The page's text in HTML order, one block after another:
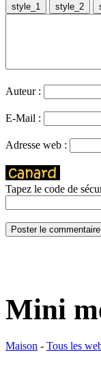
Auteur :
E-Mail :
Adresse web :
Tapez le code de
Mini
Maison - Tous les